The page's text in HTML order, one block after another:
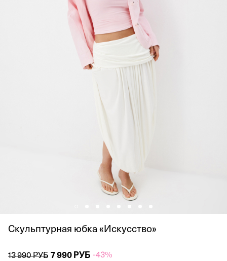
Скульптурная юбка «Искусство»
13 990 РУБ 7 990 РУБ -43%